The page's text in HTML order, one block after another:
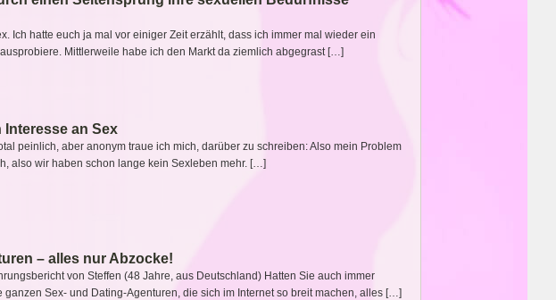
Ich hatte euch ja mal vor einiger Zeit erzählt, dass ich immer mal wieder ein
Mittlerweile habe ich den Markt da ziemlich abgegrast […]
Interesse an Sex
peinlich, aber anonym traue ich mich, darüber zu schreiben: Also mein Problem
also wir haben schon lange kein Sexleben mehr. […]
– alles nur Abzocke!
von Steffen (48 Jahre, aus Deutschland) Hatten Sie auch immer
ganzen Sex- und Dating-Agenturen, die sich im Internet so breit machen, alles […]